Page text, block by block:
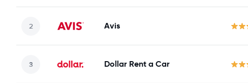
Avis
Dollar Rent a Car